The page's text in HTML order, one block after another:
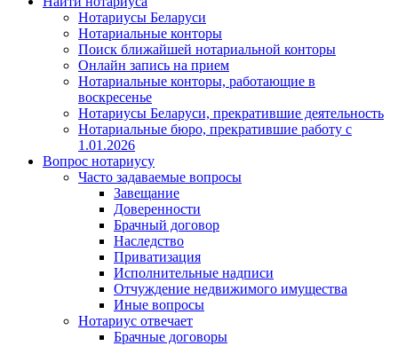
Нотариусы Беларуси
Нотариальные конторы
Поиск ближайшей нотариальной конторы
Онлайн запись на прием
Нотариальные конторы, работающие в
воскресенье
Нотариусы Беларуси, прекратившие деятельность
Нотариальные бюро, прекратившие работу с
1.01.2026
Вопрос нотариусу
Часто задаваемые вопросы
Завещание
Доверенности
Брачный договор
Наследство
Приватизация
Исполнительные надписи
Отчуждение недвижимого имущества
Иные вопросы
Нотариус отвечает
Брачные договоры